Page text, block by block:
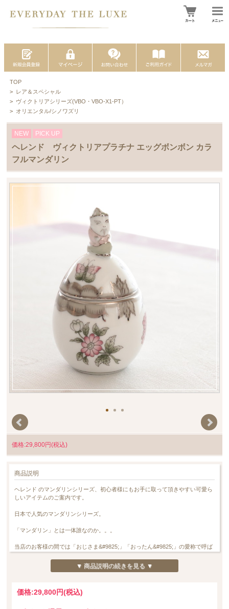
TOP
> レア＆スペシャル
> ヴィクトリアシリーズ(VBO・VBO-X1-PT）
> オリエンタル/シノワズリ
NEW PICK UP
ヘレンド ヴィクトリアプラチナ エッグボンボン カラ
フルマンダリン
価格:29,800円(税込)
商品説明
ヘレンド のマンダリンシリーズ、初心者様にもお手に取って頂きやすい可愛ら
しいアイテムのご案内です。
日本で人気のマンダリンシリーズ。
「マンダリン」とは一体誰なのか。。。
当店のお客様の間では「おじさま&#9825;」「おったん&#9825;」の愛称で呼ば
「官吏」は大変尊い役職とされていましたが、ヘレンド が表現する彼等は大変
細かく再現されている服装やお帽子、そして一人一人異なるその表情を是非お
楽しみ頂きたいシリーズです。
▼ 商品説明の続きを見る ▼
価格:29,800円(税込)